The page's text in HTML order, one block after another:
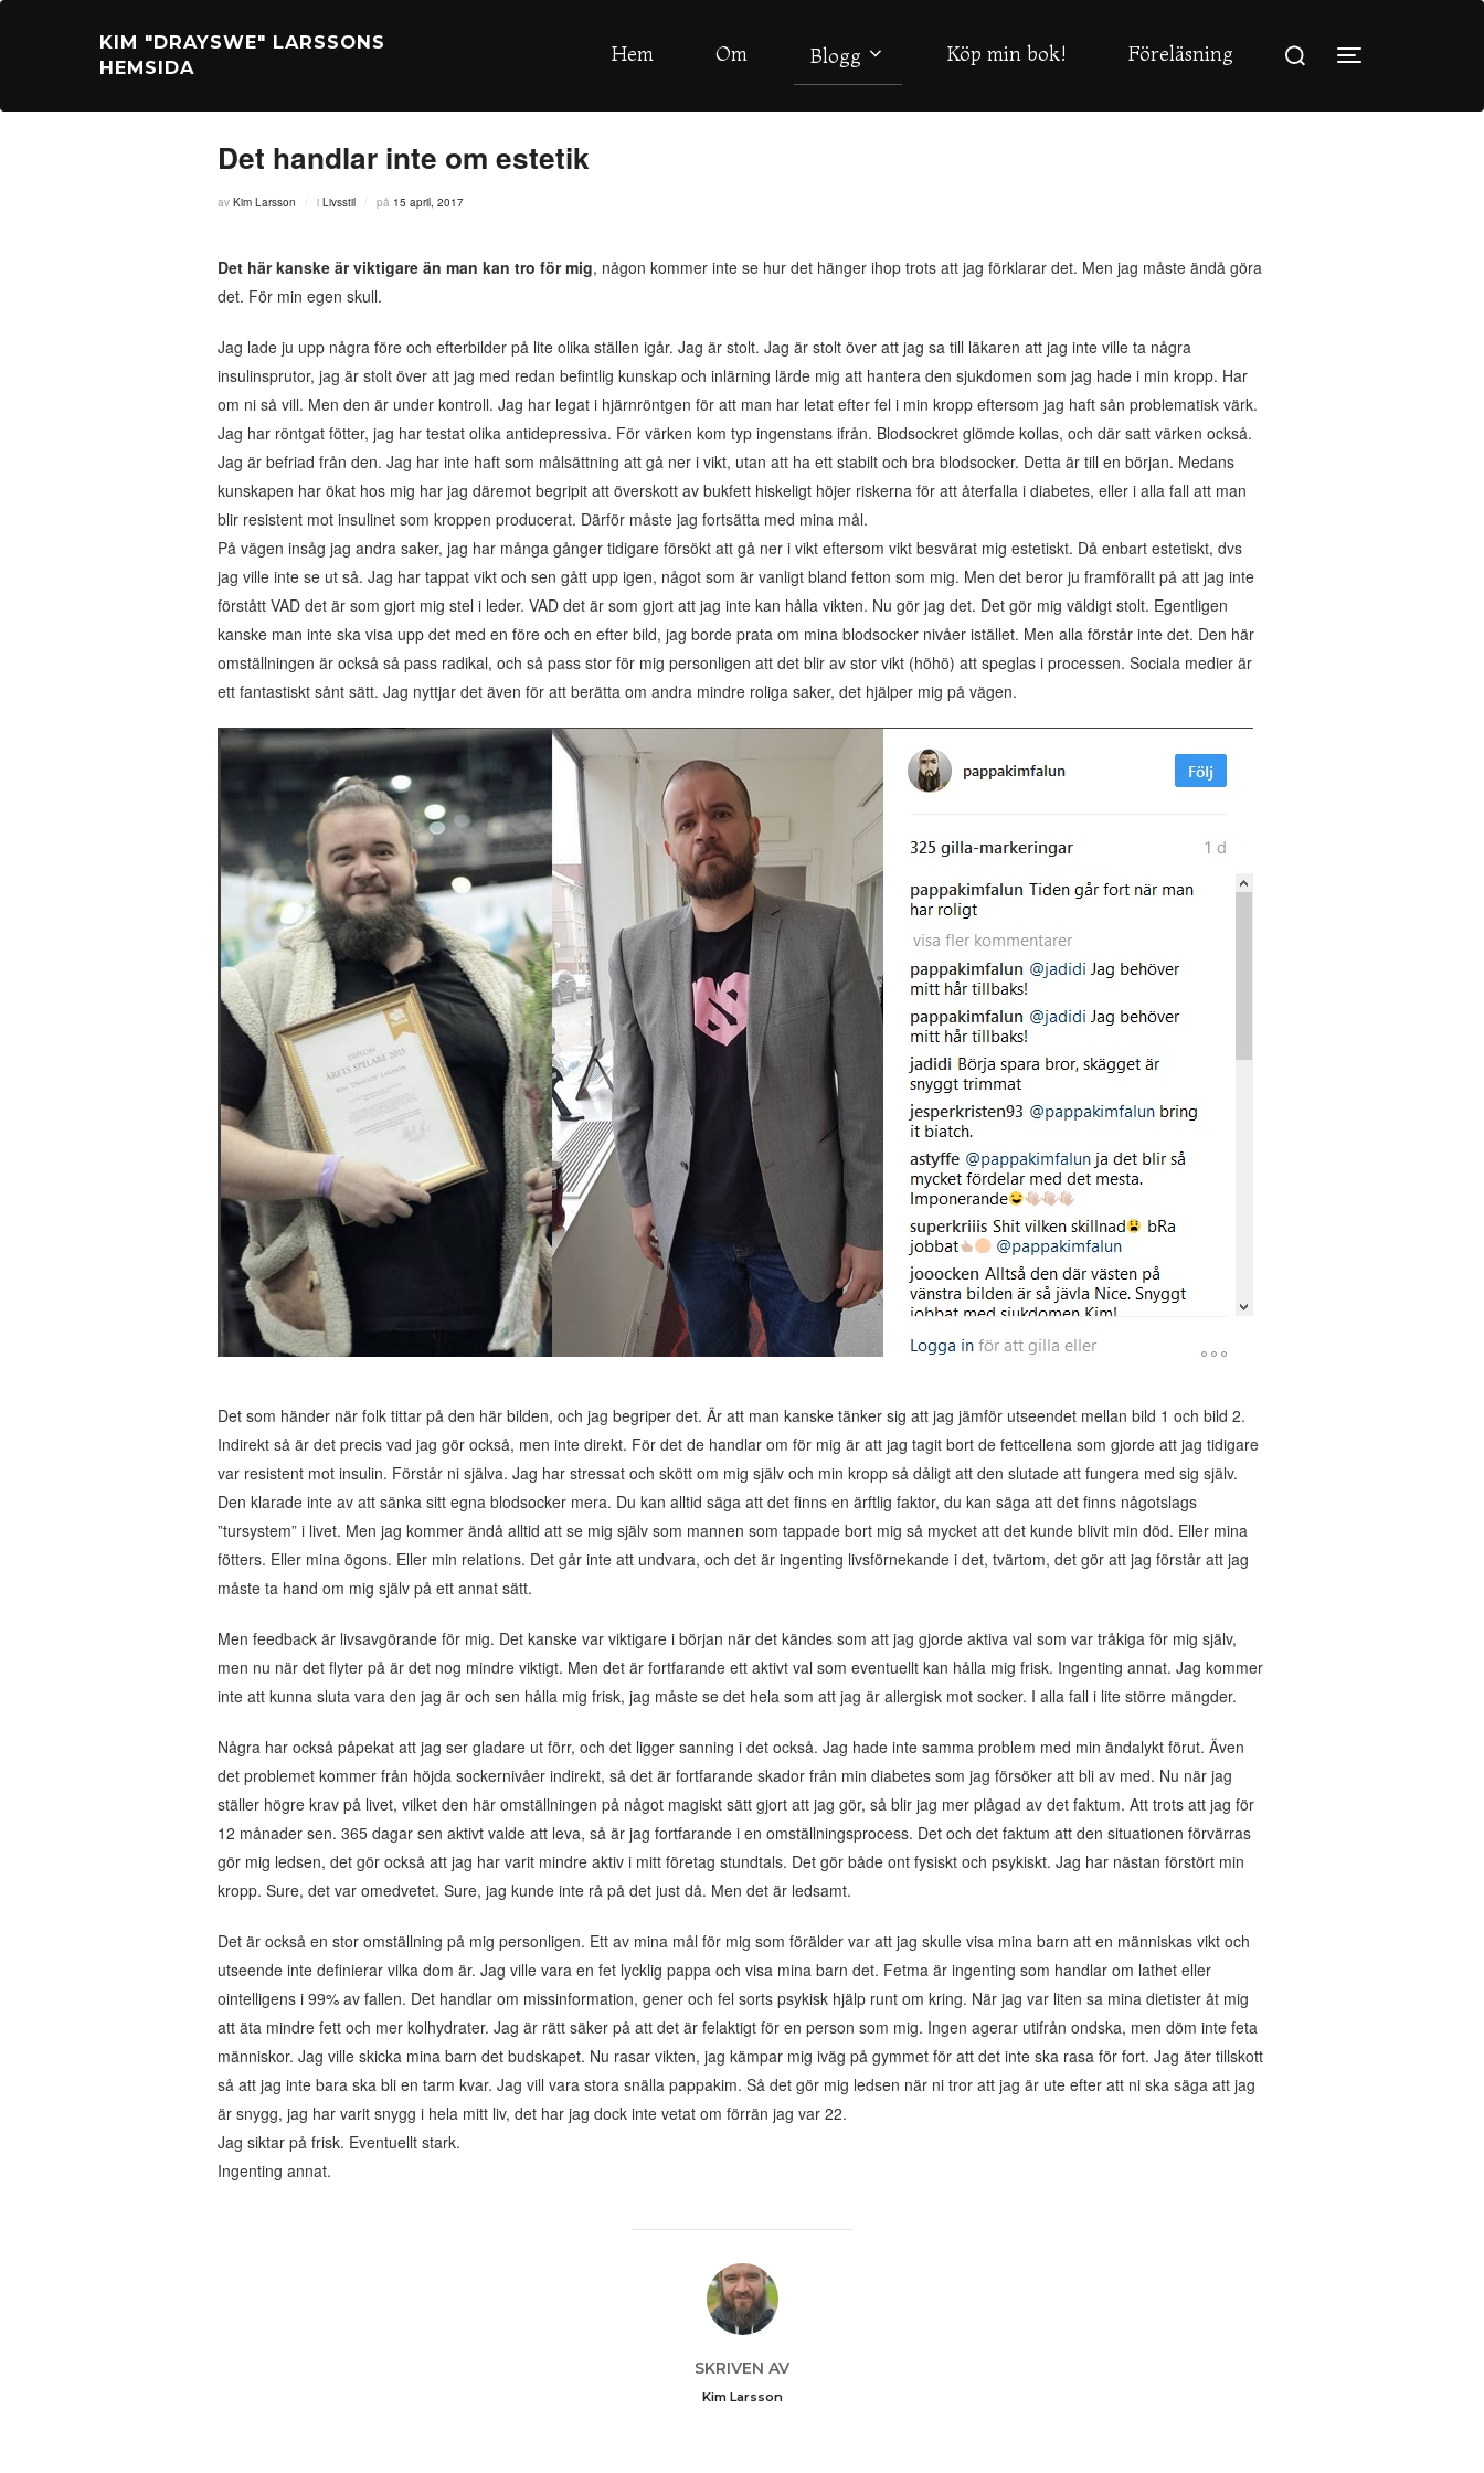
Hoppa
KIM "DRAYSWE" LARSSONS
HEMSIDA
Hem Om Blogg Köp min bok! Föreläsning
efter:
Slå på/av
Det handlar inte om estetik
av Kim Larsson i Livsstil på Publicerat
15 april, 2017
Det här kanske är viktigare än man kan tro för mig, någon kommer inte se hur det hänger ihop trots att jag förklarar det. Men jag måste ändå göra
det. För min egen skull.
Jag lade ju upp några före och efterbilder på lite olika ställen igår. Jag är stolt. Jag är stolt över att jag sa till läkaren att jag inte ville ta några
insulinsprutor, jag är stolt över att jag med redan befintlig kunskap och inlärning lärde mig att hantera den sjukdomen som jag hade i min kropp. Har
om ni så vill. Men den är under kontroll. Jag har legat i hjärnröntgen för att man har letat efter fel i min kropp eftersom jag haft sån problematisk värk.
Jag har röntgat fötter, jag har testat olika antidepressiva. För värken kom typ ingenstans ifrån. Blodsockret glömde kollas, och där satt värken också.
Jag är befriad från den. Jag har inte haft som målsättning att gå ner i vikt, utan att ha ett stabilt och bra blodsocker. Detta är till en början. Medans
kunskapen har ökat hos mig har jag däremot begripit att överskott av bukfett hiskeligt höjer riskerna för att återfalla i diabetes, eller i alla fall att man
blir resistent mot insulinet som kroppen producerat. Därför måste jag fortsätta med mina mål.
På vägen insåg jag andra saker, jag har många gånger tidigare försökt att gå ner i vikt eftersom vikt besvärat mig estetiskt. Då enbart estetiskt, dvs
jag ville inte se ut så. Jag har tappat vikt och sen gått upp igen, något som är vanligt bland fetton som mig. Men det beror ju framförallt på att jag inte
förstått VAD det är som gjort mig stel i leder. VAD det är som gjort att jag inte kan hålla vikten. Nu gör jag det. Det gör mig väldigt stolt. Egentligen
kanske man inte ska visa upp det med en före och en efter bild, jag borde prata om mina blodsocker nivåer istället. Men alla förstår inte det. Den här
omställningen är också så pass radikal, och så pass stor för mig personligen att det blir av stor vikt (höhö) att speglas i processen. Sociala medier är
ett fantastiskt sånt sätt. Jag nyttjar det även för att berätta om andra mindre roliga saker, det hjälper mig på vägen.
Det som händer när folk tittar på den här bilden, och jag begriper det. Är att man kanske tänker sig att jag jämför utseendet mellan bild 1 och bild 2.
Indirekt så är det precis vad jag gör också, men inte direkt. För det de handlar om för mig är att jag tagit bort de fettcellena som gjorde att jag tidigare
var resistent mot insulin. Förstår ni själva. Jag har stressat och skött om mig själv och min kropp så dåligt att den slutade att fungera med sig själv.
Den klarade inte av att sänka sitt egna blodsocker mera. Du kan alltid säga att det finns en ärftlig faktor, du kan säga att det finns någotslags
”tursystem” i livet. Men jag kommer ändå alltid att se mig själv som mannen som tappade bort mig så mycket att det kunde blivit min död. Eller mina
fötters. Eller mina ögons. Eller min relations. Det går inte att undvara, och det är ingenting livsförnekande i det, tvärtom, det gör att jag förstår att jag
måste ta hand om mig själv på ett annat sätt.
Men feedback är livsavgörande för mig. Det kanske var viktigare i början när det kändes som att jag gjorde aktiva val som var tråkiga för mig själv,
men nu när det flyter på är det nog mindre viktigt. Men det är fortfarande ett aktivt val som eventuellt kan hålla mig frisk. Ingenting annat. Jag kommer
inte att kunna sluta vara den jag är och sen hålla mig frisk, jag måste se det hela som att jag är allergisk mot socker. I alla fall i lite större mängder.
Några har också påpekat att jag ser gladare ut förr, och det ligger sanning i det också. Jag hade inte samma problem med min ändalykt förut. Även
det problemet kommer från höjda sockernivåer indirekt, så det är fortfarande skador från min diabetes som jag försöker att bli av med. Nu när jag
ställer högre krav på livet, vilket den här omställningen på något magiskt sätt gjort att jag gör, så blir jag mer plågad av det faktum. Att trots att jag för
12 månader sen. 365 dagar sen aktivt valde att leva, så är jag fortfarande i en omställningsprocess. Det och det faktum att den situationen förvärras
gör mig ledsen, det gör också att jag har varit mindre aktiv i mitt företag stundtals. Det gör både ont fysiskt och psykiskt. Jag har nästan förstört min
kropp. Sure, det var omedvetet. Sure, jag kunde inte rå på det just då. Men det är ledsamt.
Det är också en stor omställning på mig personligen. Ett av mina mål för mig som förälder var att jag skulle visa mina barn att en människas vikt och
utseende inte definierar vilka dom är. Jag ville vara en fet lycklig pappa och visa mina barn det. Fetma är ingenting som handlar om lathet eller
ointelligens i 99% av fallen. Det handlar om missinformation, gener och fel sorts psykisk hjälp runt om kring. När jag var liten sa mina dietister åt mig
att äta mindre fett och mer kolhydrater. Jag är rätt säker på att det är felaktigt för en person som mig. Ingen agerar utifrån ondska, men döm inte feta
människor. Jag ville skicka mina barn det budskapet. Nu rasar vikten, jag kämpar mig iväg på gymmet för att det inte ska rasa för fort. Jag äter tillskott
så att jag inte bara ska bli en tarm kvar. Jag vill vara stora snälla pappakim. Så det gör mig ledsen när ni tror att jag är ute efter att ni ska säga att jag
är snygg, jag har varit snygg i hela mitt liv, det har jag dock inte vetat om förrän jag var 22.
Jag siktar på frisk. Eventuellt stark.
Ingenting annat.
INLÄGGSFÖRFATTARE
SKRIVEN AV
Kim Larsson